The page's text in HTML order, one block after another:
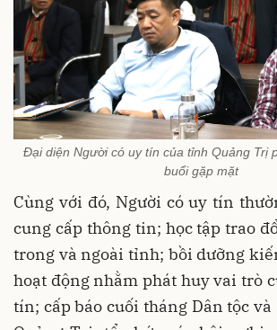
Đại diện Người có uy tín của tỉnh Quảng Trị
buổi gặp mặt
Cùng với đó, Người có uy tín
cung cấp thông tin; học tập trao
trong và ngoài tỉnh; bồi dưỡng
hoạt động nhằm phát huy vai trò
tín; cấp báo cuối tháng Dân tộc